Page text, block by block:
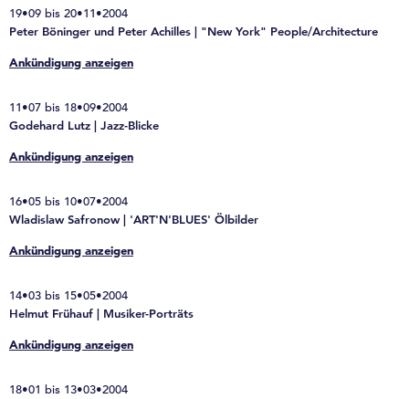
19•09 bis 20•11•2004
Peter Böninger und Peter Achilles | "New York" People/Architecture
Ankündigung anzeigen
11•07 bis 18•09•2004
Godehard Lutz | Jazz-Blicke
Ankündigung anzeigen
16•05 bis 10•07•2004
Wladislaw Safronow | 'ART'N'BLUES' Ölbilder
Ankündigung anzeigen
14•03 bis 15•05•2004
Helmut Frühauf | Musiker-Porträts
Ankündigung anzeigen
18•01 bis 13•03•2004